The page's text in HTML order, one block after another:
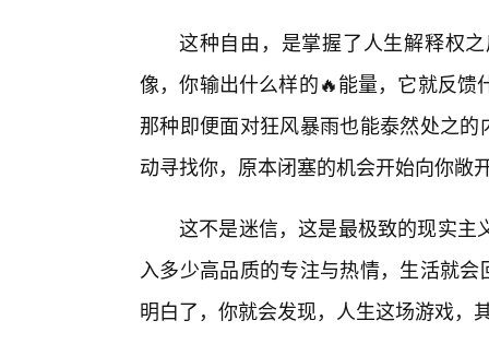
这种自由，是掌握了人生解释权
像，你输出什么样的🔥能量，它就反
那种即便面对狂风暴雨也能泰然处之
动寻找你，原本闭塞的机会开始向你敞
这不是迷信，这是最极致的现实主
入多少高品质的专注与热情，生活就
明白了，你就会发现，人生这场游戏，